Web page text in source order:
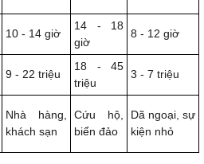
10 - 14 giờ
14 - 18
giờ
8 - 12 giờ
9 - 22 triệu
18 - 45
triệu
3 - 7 triệu
Nhà hàng,
khách sạn
Cứu hộ,
biển đảo
Dã ngoại, sự
kiện nhỏ